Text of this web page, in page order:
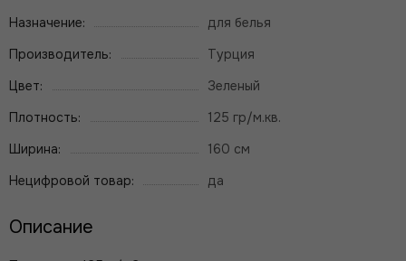
Назначение:
для белья
Производитель:
Турция
Цвет:
Зеленый
Плотность:
125 гр/м.кв.
Ширина:
160 см
Нецифровой товар:
да
Описание